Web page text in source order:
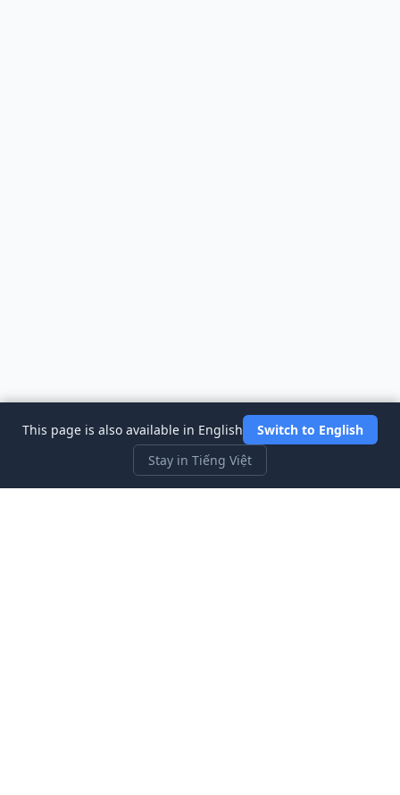
This page is also available in English
Switch to English
Stay in Tiếng Việt